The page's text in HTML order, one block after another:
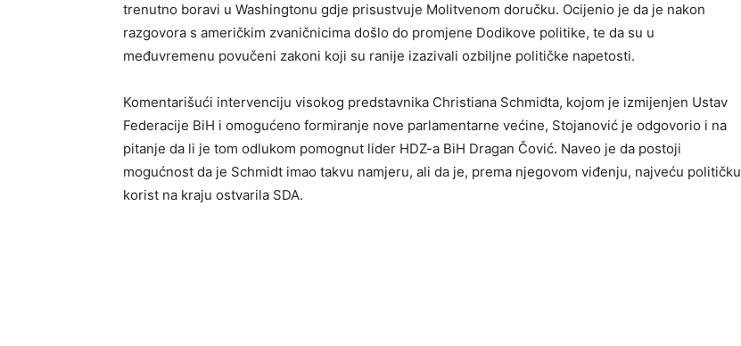
trenutno boravi u Washingtonu gdje prisustvuje Molitvenom doručku. Ocijenio je da je nakon
razgovora s američkim zvaničnicima došlo do promjene Dodikove politike, te da su u
međuvremenu povučeni zakoni koji su ranije izazivali ozbiljne političke napetosti.
Komentarišući intervenciju visokog predstavnika Christiana Schmidta, kojom je izmijenjen Ustav
Federacije BiH i omogućeno formiranje nove parlamentarne većine, Stojanović je odgovorio i na
pitanje da li je tom odlukom pomognut lider HDZ-a BiH Dragan Čović. Naveo je da postoji
mogućnost da je Schmidt imao takvu namjeru, ali da je, prema njegovom viđenju, najveću političku
korist na kraju ostvarila SDA.